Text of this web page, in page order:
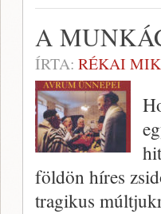
A
ÍRTA: RÉKAI
földön híres
tragikus